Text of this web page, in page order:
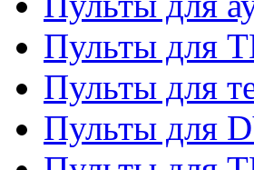
Пульты для
Пульты для
Пульты для